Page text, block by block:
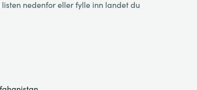
nedenfor eller fylle inn landet du